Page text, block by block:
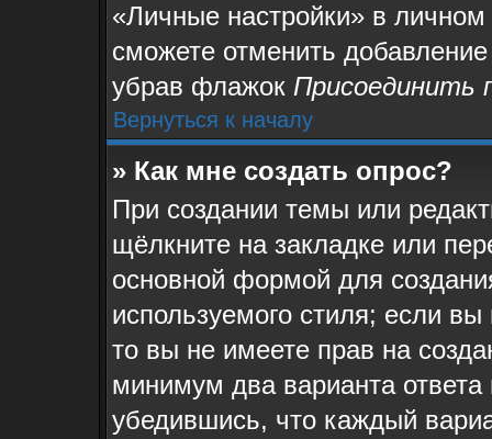
«Личные настройки» в
сможете отменить
убрав флажок Присоединить
Вернуться к началу
» Как мне создать опрос?
При создании темы или
щёлкните на закладке или
основной формой для
используемого стиля; если
то вы не имеете прав на
минимум два варианта
убедившись, что каждый